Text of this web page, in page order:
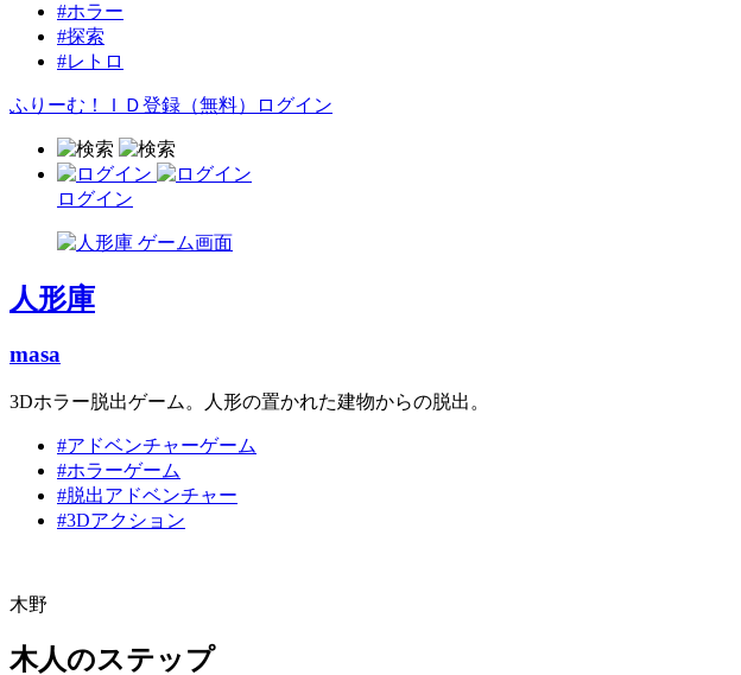
#ホラー
#探索
#レトロ
ふりーむ！ＩＤ登録（無料） ログイン
ログイン
人形庫
masa
3Dホラー脱出ゲーム。人形の置かれた建物からの脱出。
#アドベンチャーゲーム
#ホラーゲーム
#脱出アドベンチャー
#3Dアクション
木野
木人のステップ